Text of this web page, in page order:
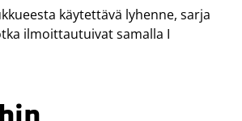
käytettävä lyhenne, sarja
ilmoittautuivat samalla I